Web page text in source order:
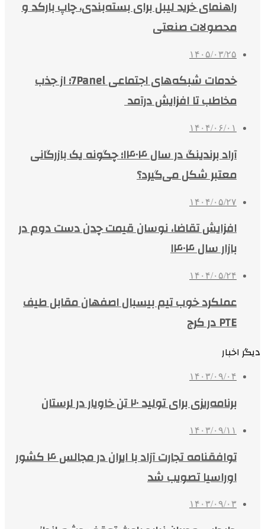
راهنمای خرید لیبل برای بسته‌بندی، چاپ بارکد و
محصولات صنعتی
۱۴۰۵/۰۳/۲۵
خدمات شبکه‌های اجتماعی 7Panel؛ از جذب
مخاطب تا افزایش درآمد
۱۴۰۴/۰۶/۰۱
آراد برندینگ در سال ۱۴۰۴؛ چگونه یک بازرگانی
معتبر شکل می‌گیرد؟
۱۴۰۴/۰۵/۲۷
افزایش تقاضا، نوسان قیمت چدن دست دوم در
بازار سال ۱۴۰۴
۱۴۰۴/۰۵/۲۴
عملکرد خوب تیم بیسبال اصفهان مقابل طیف
PTE در کرج
دیگر اخبار
۱۴۰۳/۰۹/۰۴
برنامه‌ریزی برای تولید ۲۰ تن خاویار در لرستان
۱۴۰۳/۰۹/۱۱
توافقنامه تجارت آزاد با ایران در مجالس ۴ کشور
اوراسیا تصویب شد
۱۴۰۳/۰۹/۰۳